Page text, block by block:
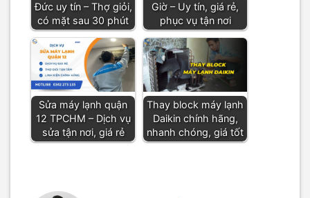
Đức uy tín – Thợ giỏi,
có mặt sau 30 phút
Giờ – Uy tín, giá rẻ,
phục vụ tận nơi
Sửa máy lạnh quận
12 TPCHM – Dịch vụ
sửa tận nơi, giá rẻ
Thay block máy lạnh
Daikin chính hãng,
nhanh chóng, giá tốt